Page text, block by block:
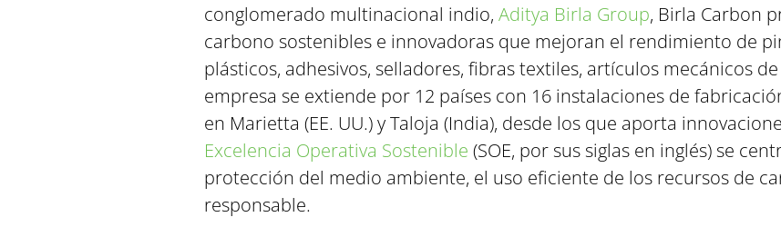
conglomerado multinacional indio, Aditya Birla Group, Birla Carbon
carbono sostenibles e innovadoras que mejoran el rendimiento de
plásticos, adhesivos, selladores, fibras textiles, artículos mecánicos
empresa se extiende por 12 países con 16 instalaciones de
en Marietta (EE. UU.) y Taloja (India), desde los que aporta
Excelencia Operativa Sostenible (SOE, por sus siglas en inglés) se
protección del medio ambiente, el uso eficiente de los recursos de
responsable.